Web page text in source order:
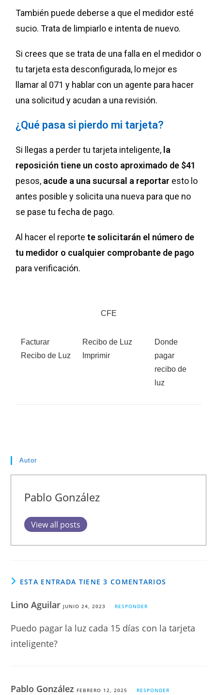
También puede deberse a que el medidor esté
sucio. Trata de limpiarlo e intenta de nuevo.
Si crees que se trata de una falla en el medidor o
tu tarjeta esta desconfigurada, lo mejor es
llamar al 071 y hablar con un agente para hacer
una solicitud y acudan a una revisión.
¿Qué pasa si pierdo mi tarjeta?
Si llegas a perder tu tarjeta inteligente, la
reposición tiene un costo aproximado de $41
pesos, acude a una sucursal a reportar esto lo
antes posible y solicita una nueva para que no
se pase tu fecha de pago.
Al hacer el reportete solicitarán el número de
tu medidor o cualquier comprobante de pago
para verificación.
CFE
Facturar
Recibo de Luz
Recibo de Luz
Imprimir
Donde
pagar
recibo de
luz
Autor
Pablo González
View all posts
ESTA ENTRADA TIENE 3 COMENTARIOS
Lino Aguilar JUNIO 24, 2023 RESPONDER
Puedo pagar la luz cada 15 días con la tarjeta
inteligente?
Pablo González FEBRERO 12, 2025 RESPONDER